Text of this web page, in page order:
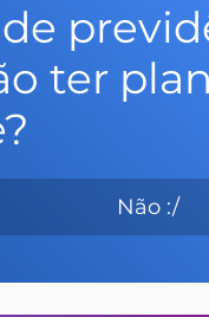
ter
Não :/